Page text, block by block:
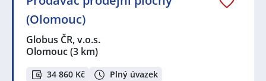
(Olomouc)
Globus ČR, v.o.s.
Olomouc(3 km)
34 860 Kč Plný úvazek